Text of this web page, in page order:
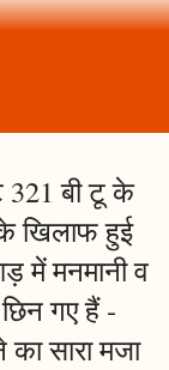
321 बी टू के
खिलाफ हुई
में मनमानी व
गए हैं -
सारा मजा